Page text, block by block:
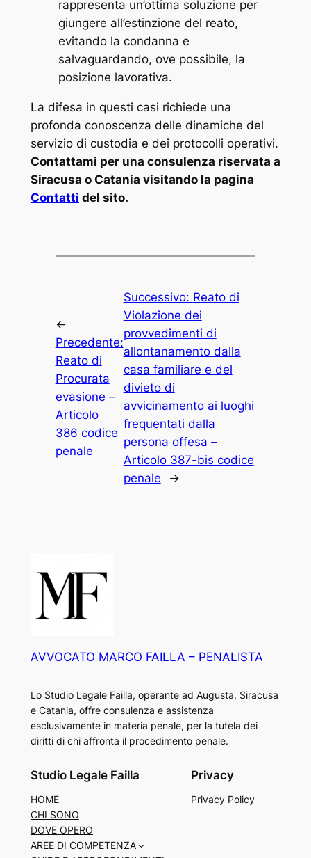
rappresenta un’ottima soluzione per
giungere all’estinzione del reato,
evitando la condanna e
salvaguardando, ove possibile, la
posizione lavorativa.
La difesa in questi casi richiede una
profonda conoscenza delle dinamiche del
servizio di custodia e dei protocolli operativi.
Contattami per una consulenza riservata a
Siracusa o Catania visitando la pagina
Contatti del sito.
←
Precedente:
Reato di
Procurata
evasione –
Articolo
386 codice
penale
Successivo: Reato di
Violazione dei
provvedimenti di
allontanamento dalla
casa familiare e del
divieto di
avvicinamento ai luoghi
frequentati dalla
persona offesa –
Articolo 387-bis codice
penale
→
AVVOCATO MARCO FAILLA – PENALISTA
Lo Studio Legale Failla, operante ad Augusta, Siracusa
e Catania, offre consulenza e assistenza
esclusivamente in materia penale, per la tutela dei
diritti di chi affronta il procedimento penale.
Studio Legale Failla
HOME
CHI SONO
DOVE OPERO
AREE DI COMPETENZA
Privacy
Privacy Policy